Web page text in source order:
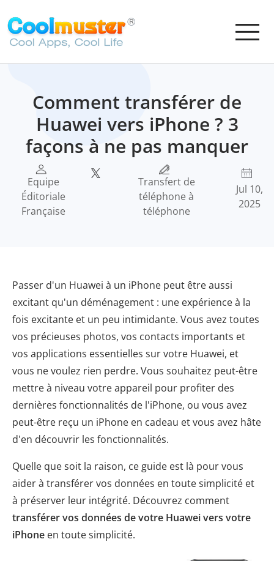
Comment transférer de
Huawei vers iPhone ? 3
façons à ne pas manquer
Equipe
Éditoriale
Française
Transfert de
téléphone à
téléphone
Jul 10,
2025
Passer d'un Huawei à un iPhone peut être aussi
excitant qu'un déménagement : une expérience à la
fois excitante et un peu intimidante. Vous avez toutes
vos précieuses photos, vos contacts importants et
vos applications essentielles sur votre Huawei, et
vous ne voulez rien perdre. Vous souhaitez peut-être
mettre à niveau votre appareil pour profiter des
dernières fonctionnalités de l'iPhone, ou vous avez
peut-être reçu un iPhone en cadeau et vous avez hâte
d'en découvrir les fonctionnalités.
Quelle que soit la raison, ce guide est là pour vous
aider à transférer vos données en toute simplicité et
à préserver leur intégrité. Découvrez comment
transférer vos données de votre Huawei vers votre
iPhone en toute simplicité.